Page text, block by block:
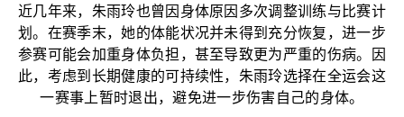
近几年来，朱雨玲也曾因身体原因多次调整训练与比赛计
划。在赛季末，她的体能状况并未得到充分恢复，进一步
参赛可能会加重身体负担，甚至导致更为严重的伤病。因
此，考虑到长期健康的可持续性，朱雨玲选择在全运会这
一赛事上暂时退出，避免进一步伤害自己的身体。